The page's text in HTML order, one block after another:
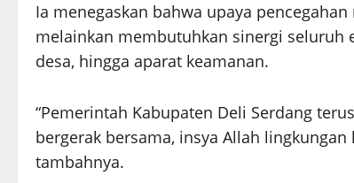
Ia menegaskan bahwa upaya
melainkan membutuhkan sinergi seluruh
desa, hingga aparat keamanan.
“Pemerintah Kabupaten Deli Serdang
bergerak bersama, insya Allah
tambahnya.